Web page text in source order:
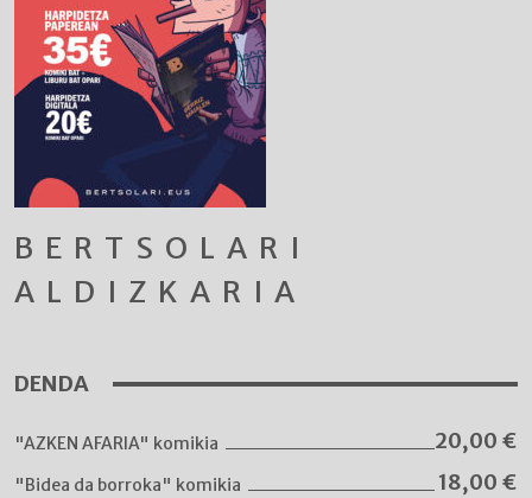
BERTSOLARI
ALDIZKARIA
DENDA
"AZKEN AFARIA" komikia 20,00 €
"Bidea da borroka" komikia 18,00 €